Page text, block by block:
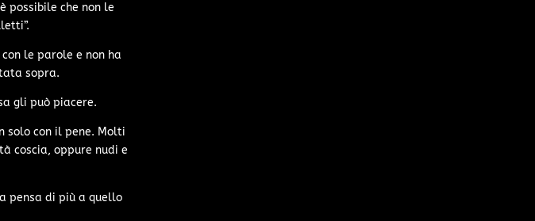
possibile che non le
le parole e non ha
sopra.
gli può piacere.
solo con il pene. Molti
coscia, oppure nudi e
pensa di più a quello